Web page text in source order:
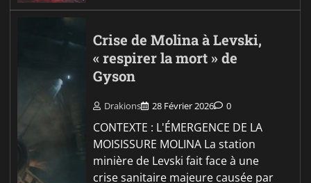
Crise de Molina à Levski,
« respirer la mort » de
Gyson
Drakions 28 Février 2026 0
CONTEXTE : L'ÉMERGENCE DE LA
MOISISSURE MOLINA La station
minière de Levski fait face à une
crise sanitaire majeure causée par